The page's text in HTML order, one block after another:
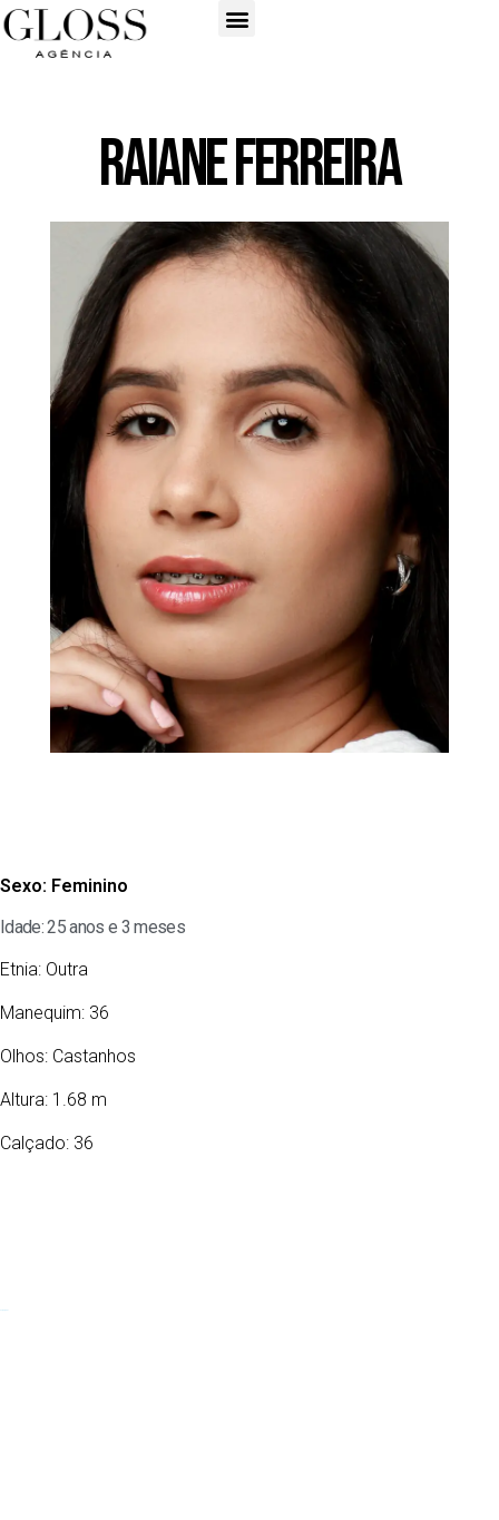
Raiane Ferreira
Sexo: Feminino
Idade: 25 anos e 3 meses
Etnia: Outra
Manequim: 36
Olhos: Castanhos
Altura: 1.68 m
Calçado: 36